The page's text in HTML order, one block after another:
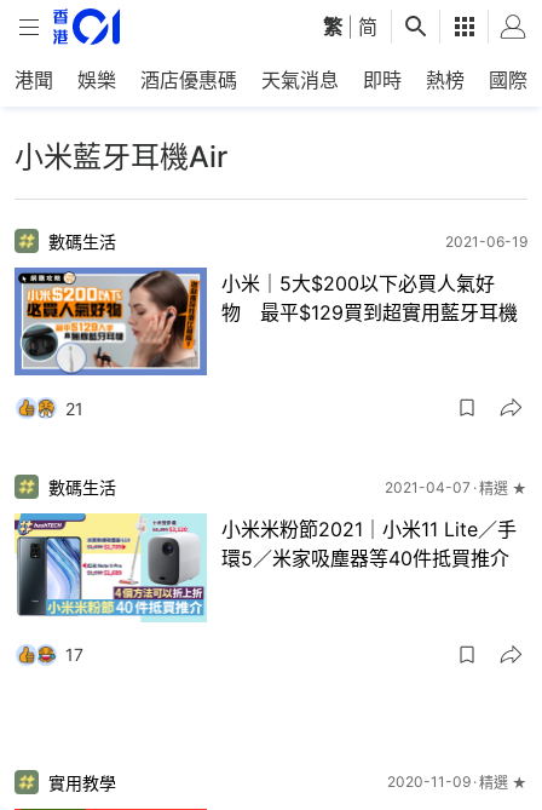
繁 简
港聞 娛樂 酒店優惠碼 天氣消息 即時 熱榜 國際
小米藍牙耳機Air
數碼生活 2021-06-19
小米｜5大$200以下必買人氣好
物 最平$129買到超實用藍牙耳機
21
數碼生活 2021-04-07 精選 ★
小米米粉節2021｜小米11 Lite／手
環5／米家吸塵器等40件抵買推介
17
實用教學 2020-11-09 精選 ★